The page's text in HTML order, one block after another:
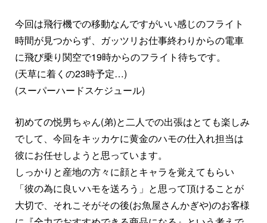
今回は飛行機での移動なんですがいい感じのフライト
時間が見つからず、ガッツリお仕事終わりからの電車
に飛び乗り関空で19時からのフライト待ちです。
(天草に着くの23時予定…)
(スーパーハードスケジュール)
初めての悦男ちゃん(弟)と二人での出張はとても楽しみ
でして、今回をキッカケに黄金のハモの仕入れ担当は
彼にお任せしようと思っています。
しっかりと産地の方々に顔とキャラを覚えてもらい
「彼の為に良いハモを送ろう」と思って頂けることが
大切で、それこそがその後(お魚屋さんかぎや)のお客様